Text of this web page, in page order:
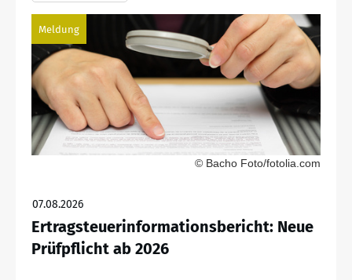
Meldung
© Bacho Foto/fotolia.com
07.08.2026
Ertragsteuerinformationsbericht: Neue
Prüfpflicht ab 2026